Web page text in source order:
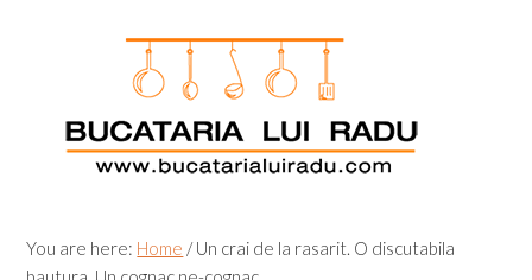
You are here: Home /Un crai de la rasarit. O discutabila